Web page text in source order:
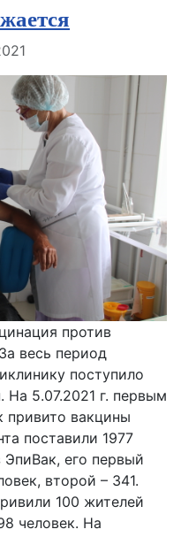
против
весь период
поступило
На 5.07.2021 г. первым
привито вакцины
поставили 1977
его первый
второй – 341.
100 жителей
человек. На